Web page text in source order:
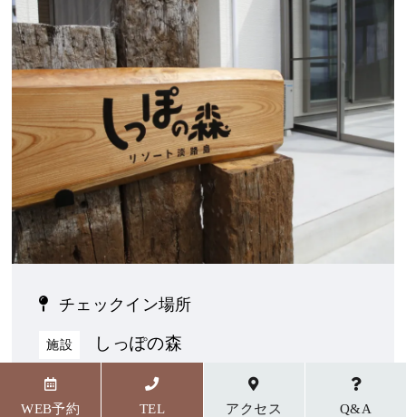
チェックイン場所
施設 しっぽの森
〒656-1727 兵庫県淡路市野島貴船23番地5
WEB予約
TEL アクセス Q&A